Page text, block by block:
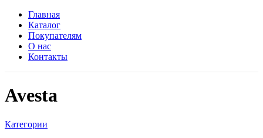
Главная
Каталог
Покупателям
О нас
Контакты
Avesta
Категории